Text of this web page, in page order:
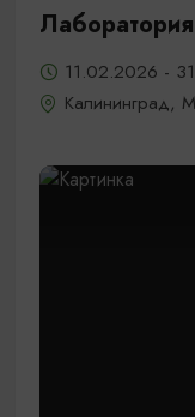
11.02.2026 -
Калининград,